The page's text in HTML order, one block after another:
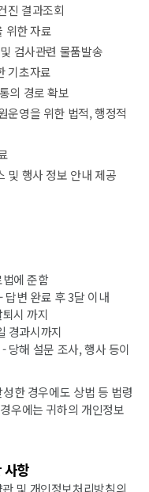
진 결과조회
위한 자료
검사관련 물품발송
기초자료
의 경로 확보
운영을 위한 법적, 행정적
및 행사 정보 안내 제공
에 준함
답변 완료 후 3달 이내
시 까지
경과시까지
당해 설문 조사, 행사 등이
한 경우에도 상법 등 법령
우에는 귀하의 개인정보
사항
및 개인정보처리방침의